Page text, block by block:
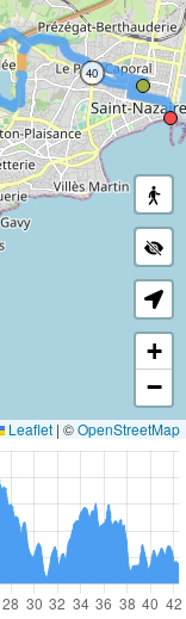
40
+
−
Leaflet | ©OpenStreetMap